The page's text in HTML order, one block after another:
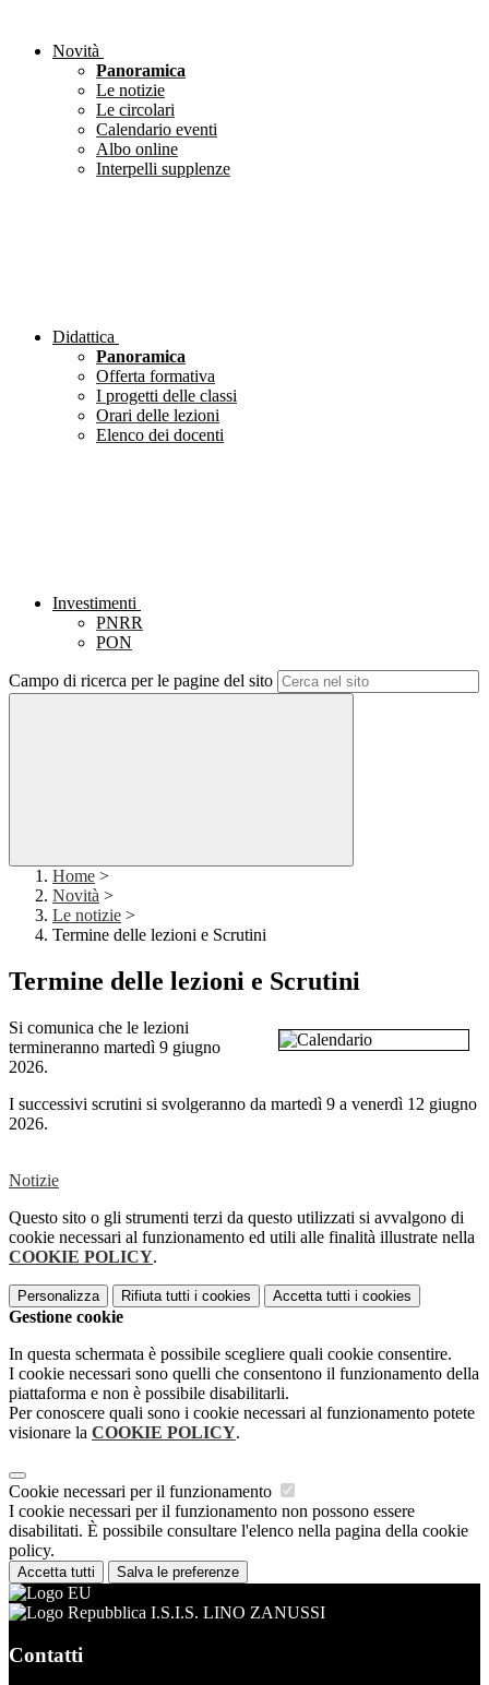
Novità
Panoramica
Le notizie
Le circolari
Calendario eventi
Albo online
Interpelli supplenze
Didattica
Panoramica
Offerta formativa
I progetti delle classi
Orari delle lezioni
Elenco dei docenti
Investimenti
PNRR
PON
Campo di ricerca per le pagine del sito
Home >
Novità >
Le notizie >
Termine delle lezioni e Scrutini
Termine delle lezioni e Scrutini
Si comunica che le lezioni
termineranno martedì 9 giugno
2026.
I successivi scrutini si svolgeranno da martedì 9 a venerdì 12 giugno
2026.
Notizie
Questo sito o gli strumenti terzi da questo utilizzati si avvalgono di
cookie necessari al funzionamento ed utili alle finalità illustrate nella
COOKIE POLICY.
Personalizza Rifiuta tutti i cookies Accetta tutti i cookies
Gestione cookie
In questa schermata è possibile scegliere quali cookie consentire.
I cookie necessari sono quelli che consentono il funzionamento della
piattaforma e non è possibile disabilitarli.
Per conoscere quali sono i cookie necessari al funzionamento potete
visionare la COOKIE POLICY.
Cookie necessari per il funzionamento
I cookie necessari per il funzionamento non possono essere
disabilitati. È possibile consultare l'elenco nella pagina della cookie
policy.
Accetta tutti Salva le preferenze
I.S.I.S. LINO ZANUSSI
Contatti